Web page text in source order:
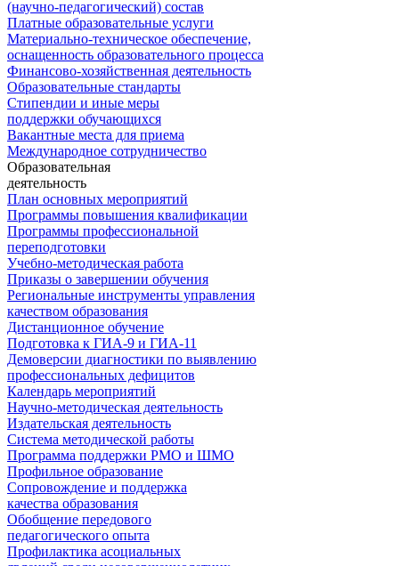
(научно-педагогический) состав
Платные образовательные услуги
Материально-техническое обеспечение,
оснащенность образовательного процесса
Финансово-хозяйственная деятельность
Образовательные стандарты
Стипендии и иные меры
поддержки обучающихся
Вакантные места для приема
Международное сотрудничество
Образовательная
деятельность
План основных мероприятий
Программы повышения квалификации
Программы профессиональной
переподготовки
Учебно-методическая работа
Приказы о завершении обучения
Региональные инструменты управления
качеством образования
Дистанционное обучение
Подготовка к ГИА-9 и ГИА-11
Демоверсии диагностики по выявлению
профессиональных дефицитов
Календарь мероприятий
Научно-методическая деятельность
Издательская деятельность
Система методической работы
Программа поддержки РМО и ШМО
Профильное образование
Сопровождение и поддержка
качества образования
Обобщение передового
педагогического опыта
Профилактика асоциальных